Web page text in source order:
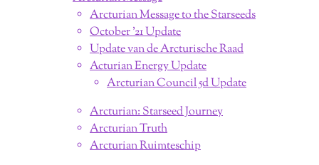
Arcturian Message to the Starseeds
October '21 Update
Update van de Arcturische Raad
Acturian Energy Update
Arcturian Council 5d Update
Arcturian: Starseed Journey
Arcturian Truth
Arcturian Ruimteschip